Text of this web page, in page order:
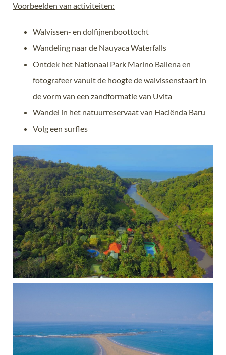
Voorbeelden van activiteiten:
Walvissen- en dolfijnenboottocht
Wandeling naar de Nauyaca Waterfalls
Ontdek het Nationaal Park Marino Ballena en
fotografeer vanuit de hoogte de walvissenstaart in
de vorm van een zandformatie van Uvita
Wandel in het natuurreservaat van Haciënda Baru
Volg een surfles